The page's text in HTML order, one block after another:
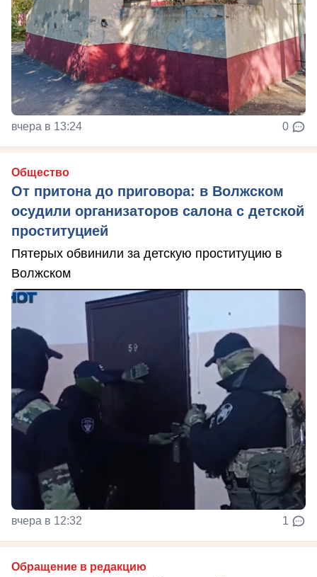
вчера в 13:24 0
Общество
От притона до приговора: в Волжском
осудили организаторов салона с детской
проституцией
Пятерых обвинили за детскую проституцию в
Волжском
вчера в 12:32 1
Обращение в редакцию